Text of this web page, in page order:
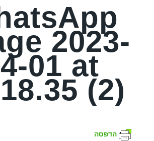
2023-
01 at
(2)
הדפסה